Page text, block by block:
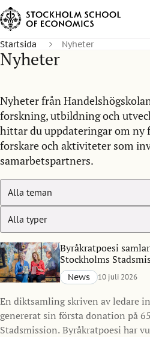
Startsida Nyheter
Nyheter
Nyheter från
forskning, utbildning och
hittar du uppdateringar om ny
forskare och aktiviteter som
samarbetspartners.
Byråkratpoesi
Stockholms
News 10 juli 2026
En diktsamling skriven av ledare
genererat sin första donation på
Stadsmission. Byråkratpoesi har